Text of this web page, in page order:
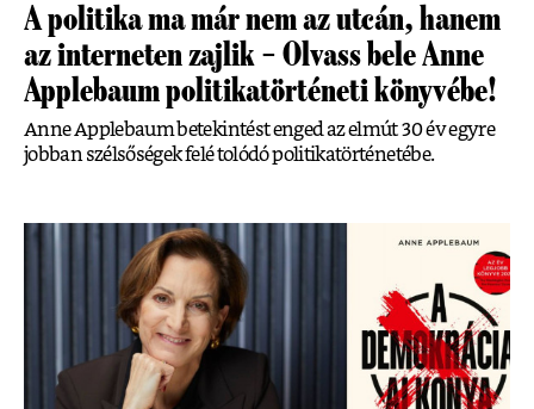
A politika ma már nem az utcán, hanem
az interneten zajlik – Olvass bele Anne
Applebaum politikatörténeti könyvébe!
Anne Applebaum betekintést enged az elmút 30 év egyre
jobban szélsőségek felé tolódó politikatörténetébe.